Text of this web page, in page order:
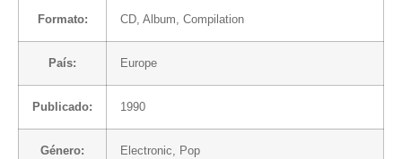
Formato: CD, Album, Compilation
País: Europe
Publicado: 1990
Género: Electronic, Pop